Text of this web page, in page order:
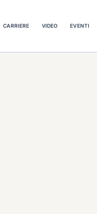
CARRIERE VIDEO EVENTI